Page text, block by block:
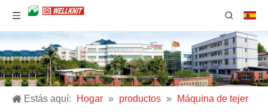
Estás aquí: Hogar » productos »
Máquina de tejer